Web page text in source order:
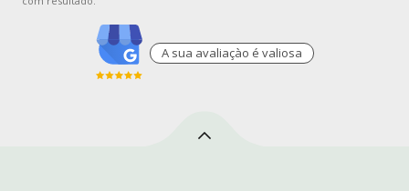
A sua avaliaçào é valiosa